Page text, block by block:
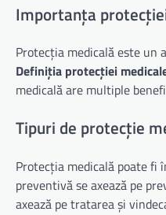
Importanța
Protecția medicală este un
Definiția protecției
medicală are multiple
Tipuri de protecție
Protecția medicală poate fi
preventivă se axează pe
axează pe tratarea și